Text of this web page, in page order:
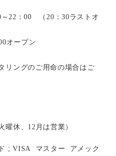
～22：00 （20：30ラストオ
オープン
リングのご用命の場合はご
曜休、12月は営業）
; VISA マスター
アメック